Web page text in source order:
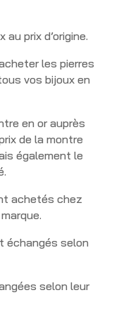
prix d’origine.
les pierres
vos bijoux en
en or auprès
de la montre
également le
achetés chez
échangés selon
selon leur